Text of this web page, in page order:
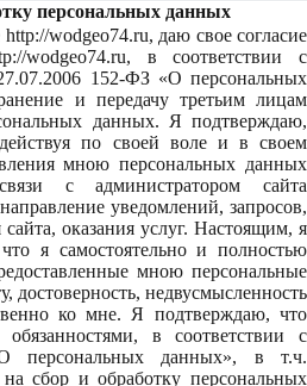
персональных данных
wodgeo74.ru, даю свое согласие
wodgeo74.ru, в соответствии с
152-ФЗ «О персональных
и передачу третьим лицам
данных. Я подтверждаю,
по своей воле и в своем
мною персональных данных
с администратором сайта
уведомлений, запросов,
оказания услуг. Настоящим, я
я самостоятельно и полностью
мною персональные
достоверность, недвусмысленность
ко мне. Я подтверждаю, что
в соответствии с
персональных данных», в т.ч.
сбор и обработку персональных